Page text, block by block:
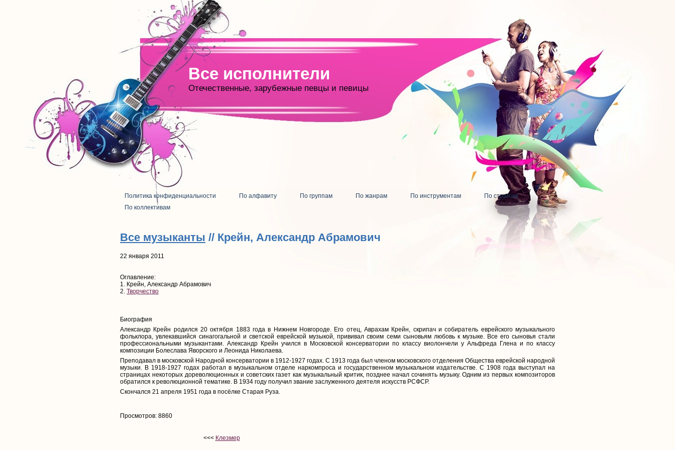
Все исполнители
Отечественные, зарубежные певцы и певицы
Политика конфиденциальности По алфавиту По группам По жанрам По инструментам
По странам
По коллективам
Все музыканты // Крейн, Александр Абрамович
22 января 2011
Оглавление:
1. Крейн, Александр Абрамович
2. Творчество
Биография
Александр Крейн родился 20 октября 1883 года в Нижнем Новгороде. Его отец, Аврахам Крейн, скрипач и собиратель еврейского музыкального
фольклора, увлекавшийся синагогальной и светской еврейской музыкой, прививал своим семи сыновьям любовь к музыке. Все его сыновья стали
профессиональными музыкантами. Александр Крейн учился в Московской консерватории по классу виолончели у Альфреда Глена и по классу
композиции Болеслава Яворского и Леонида Николаева.
Преподавал в московской Народной консерватории в 1912-1927 годах. С 1913 года был членом московского отделения Общества еврейской народной
музыки. В 1918-1927 годах работал в музыкальном отделе наркомпроса и государственном музыкальном издательстве. С 1908 года выступал на
страницах некоторых дореволюционных и советских газет как музыкальный критик, позднее начал сочинять музыку. Одним из первых композиторов
обратился к революционной тематике. В 1934 году получил звание заслуженного деятеля искусств РСФСР.
Скончался 21 апреля 1951 года в посёлке Старая Руза.
Просмотров: 8860
<<< Клезмер